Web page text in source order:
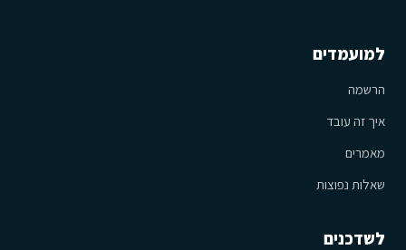
למועמדים
הרשמה
איך זה עובד
מאמרים
שאלות נפוצות
לשדכנים